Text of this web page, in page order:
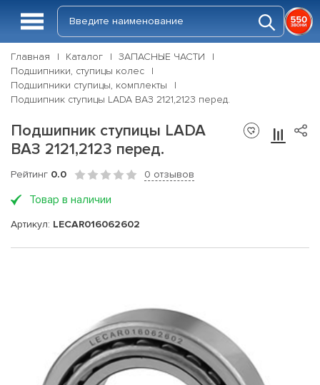
Главная Каталог
ЗАПАСНЫЕ ЧАСТИ
Подшипники, ступицы колес
Подшипники ступицы, комплекты
Подшипник ступицы LADA ВАЗ 2121,2123 перед.
Подшипник ступицы LADA
ВАЗ 2121,2123 перед.
Рейтинг 0.0 0 отзывов
Товар в наличии
Артикул: LECAR016062602